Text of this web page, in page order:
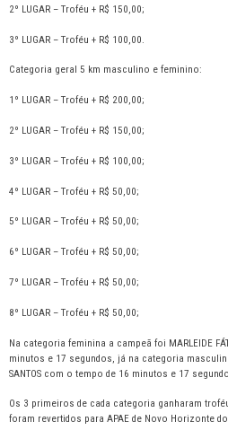
2º LUGAR – Troféu + R$ 150,00;
3º LUGAR – Troféu + R$ 100,00.
Categoria geral 5 km masculino e feminino:
1º LUGAR – Troféu + R$ 200,00;
2º LUGAR – Troféu + R$ 150,00;
3º LUGAR – Troféu + R$ 100,00;
4º LUGAR – Troféu + R$ 50,00;
5º LUGAR – Troféu + R$ 50,00;
6º LUGAR – Troféu + R$ 50,00;
7º LUGAR – Troféu + R$ 50,00;
8º LUGAR – Troféu + R$ 50,00;
Na categoria feminina a campeã foi MARLEIDE
minutos e 17 segundos, já na categoria
SANTOS com o tempo de 16 minutos e 17
Os 3 primeiros de cada categoria ganharam
foram revertidos para APAE de Novo Horizonte do